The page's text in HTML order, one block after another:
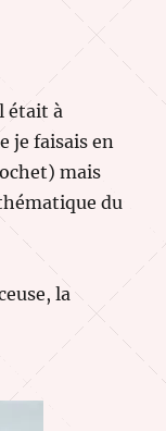
était à
je faisais en
mais
du
la